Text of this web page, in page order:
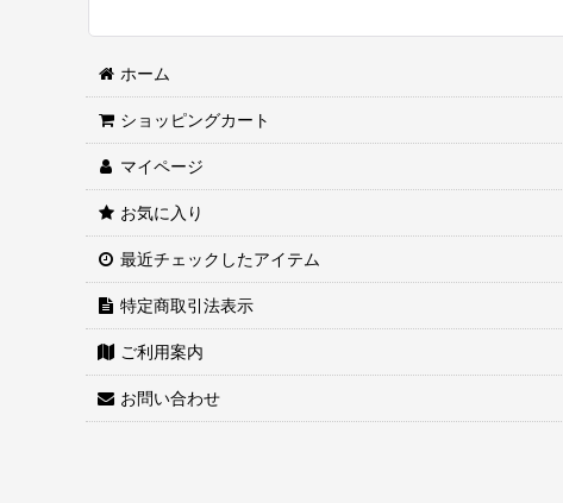
ホーム
ショッピングカート
マイページ
お気に入り
最近チェックしたアイテム
特定商取引法表示
ご利用案内
お問い合わせ